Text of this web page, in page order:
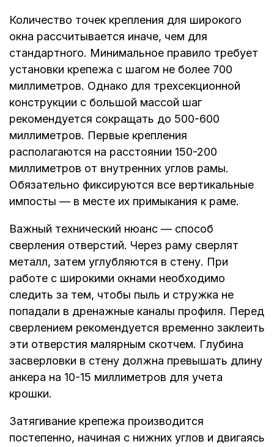
Количество точек крепления для широкого
окна рассчитывается иначе, чем для
стандартного. Минимальное правило требует
установки крепежа с шагом не более 700
миллиметров. Однако для трехсекционной
конструкции с большой массой шаг
рекомендуется сокращать до 500-600
миллиметров. Первые крепления
располагаются на расстоянии 150-200
миллиметров от внутренних углов рамы.
Обязательно фиксируются все вертикальные
импосты — в месте их примыкания к раме.
Важный технический нюанс — способ
сверления отверстий. Через раму сверлят
металл, затем углубляются в стену. При
работе с широкими окнами необходимо
следить за тем, чтобы пыль и стружка не
попадали в дренажные каналы профиля. Перед
сверлением рекомендуется временно заклеить
эти отверстия малярным скотчем. Глубина
засверловки в стену должна превышать длину
анкера на 10-15 миллиметров для учета
крошки.
Затягивание крепежа производится
постепенно, начиная с нижних углов и двигаясь